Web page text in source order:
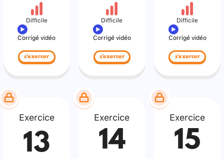
Difficile
Corrigé vidéo
s'exercer
Difficile
Corrigé vidéo
s'exercer
Difficile
Corrigé vidéo
s'exercer
Exercice
13
Exercice
14
Exercice
15